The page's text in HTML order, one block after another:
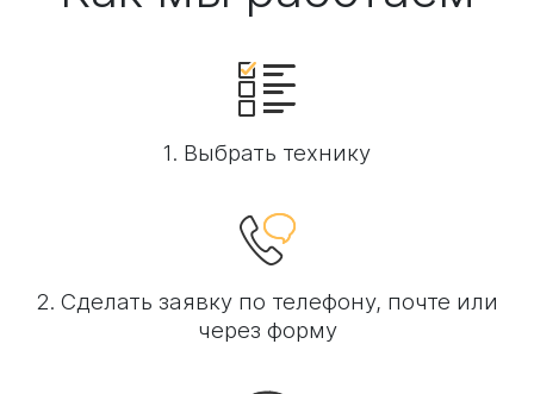
1. Выбрать технику
2. Сделать заявку по телефону, почте или
через форму